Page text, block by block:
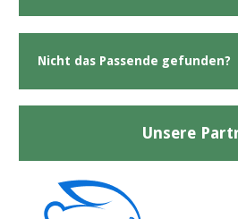
Nicht das Passende gefunden?
Unsere